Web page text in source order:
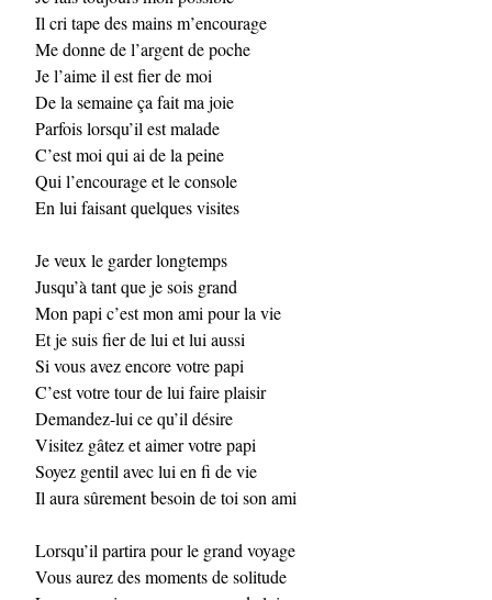
Il cri tape des mains m’encourage
Me donne de l’argent de poche
Je l’aime il est fier de moi
De la semaine ça fait ma joie
Parfois lorsqu’il est malade
C’est moi qui ai de la peine
Qui l’encourage et le console
En lui faisant quelques visites
Je veux le garder longtemps
Jusqu’à tant que je sois grand
Mon papi c’est mon ami pour la vie
Et je suis fier de lui et lui aussi
Si vous avez encore votre papi
C’est votre tour de lui faire plaisir
Demandez-lui ce qu’il désire
Visitez gâtez et aimer votre papi
Soyez gentil avec lui en fi de vie
Il aura sûrement besoin de toi son ami
Lorsqu’il partira pour le grand voyage
Vous aurez des moments de solitude